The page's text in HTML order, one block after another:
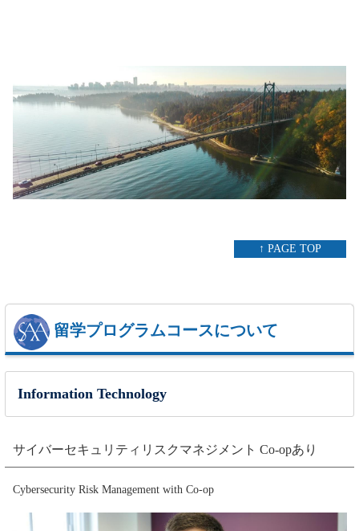
↑ PAGE TOP
留学プログラムコースについて
Information Technology
サイバーセキュリティリスクマネジメント Co-opあり
Cybersecurity Risk Management with Co-op